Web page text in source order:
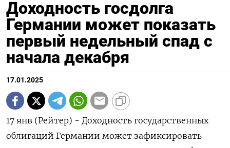
Доходность госдолга
Германии может показать
первый недельный спад с
начала декабря
17.01.2025
17 янв (Рейтер) - Доходность государственных
облигаций Германии может зафиксировать